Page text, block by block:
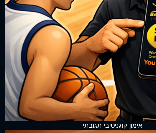
אימון קוגניטיבי תגובתי